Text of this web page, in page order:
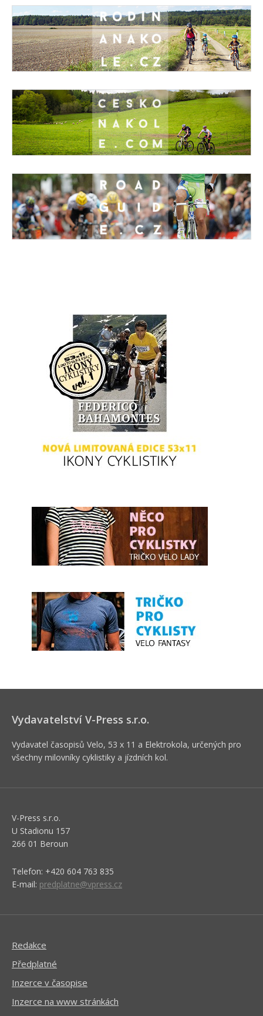
Vydavatelství V-Press s.r.o.
Vydavatel časopisů Velo, 53 x 11 a Elektrokola, určených pro
všechny milovníky cyklistiky a jízdních kol.
V-Press s.r.o.
U Stadionu 157
266 01 Beroun
Telefon: +420 604 763 835
E-mail: predplatne@vpress.cz
Redakce
Předplatné
Inzerce v časopise
Inzerce na www stránkách